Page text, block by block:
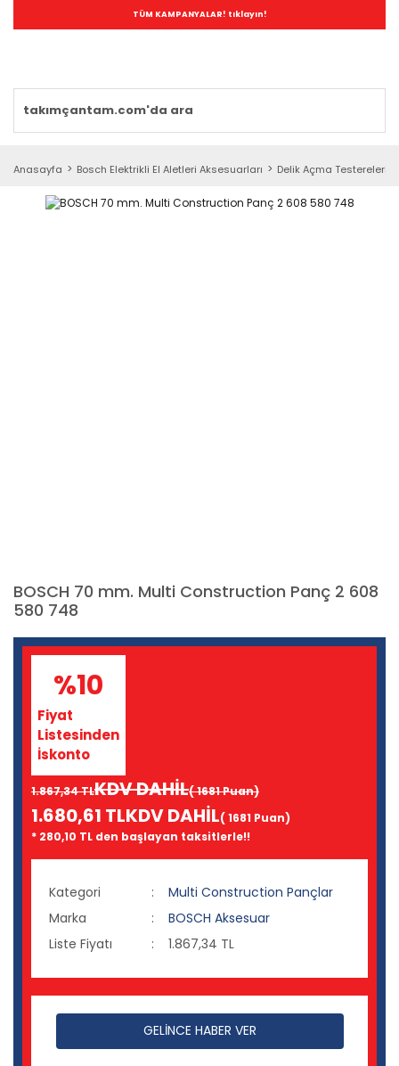
TÜM KAMPANYALAR! tıklayın!
Anasayfa Bosch Elektrikli El Aletleri Aksesuarları Delik Açma Testereleri
BOSCH 70 mm. Multi Construction Panç 2 608
580 748
%10
Fiyat
Listesinden
İskonto
1.867,34 TLKDV DAHİL( 1681 Puan)
1.680,61 TLKDV DAHİL( 1681 Puan)
* 280,10 TL den başlayan taksitlerle!!
Kategori
Multi Construction Pançlar
Marka
BOSCH Aksesuar
Liste Fiyatı
1.867,34 TL
GELİNCE HABER VER